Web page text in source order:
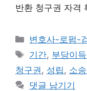
반환 청구권 자격
카
테
고
리
변호사-로펌-
태
그
기간, 부당이득
청구권 , 성립 , 소
댓글 남기기